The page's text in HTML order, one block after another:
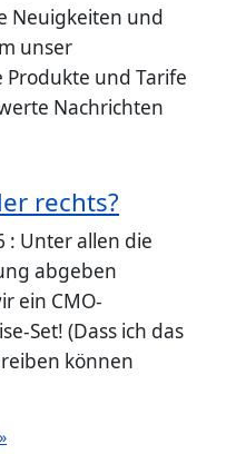
Neuigkeiten und
unser
und Tarife
Nachrichten
rechts?
: Unter allen die
abgeben
ein CMO-
Set! (Dass ich das
können